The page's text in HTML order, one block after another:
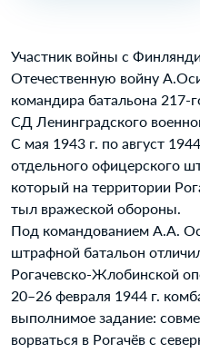
Участник войны с
Отечественную войну
командира батальона 217-
СД Ленинградского
С мая 1943 г. по август
отдельного офицерского
который на территории
тыл вражеской обороны.
Под командованием А.А.
штрафной батальон
Рогачевско-Жлобинской
20–26 февраля 1944 г.
выполнимое задание:
ворваться в Рогачёв с